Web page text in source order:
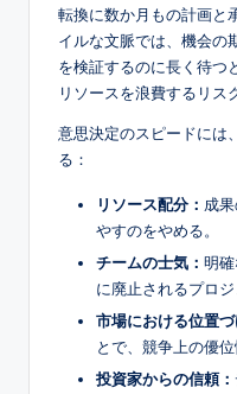
転換に数か月もの計画と
イルな文脈では、機会の
を検証するのに長く待つ
リソースを浪費するリス
意思決定のスピードには
る：
リソース配分： 成
やすのをやめる。
チームの士気： 明
に廃止されるプロ
市場における位置づ
とで、競争上の優位
投資家からの信頼：